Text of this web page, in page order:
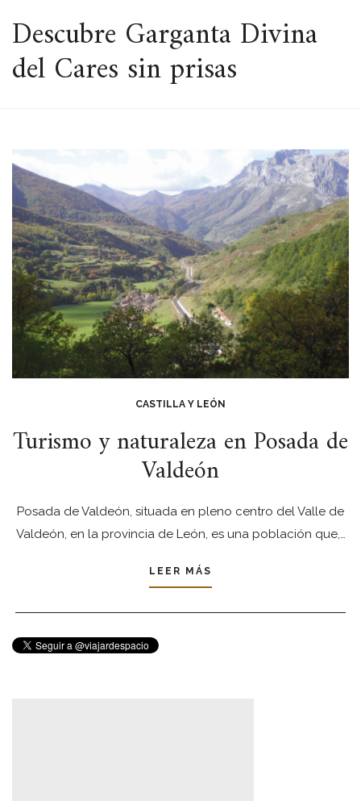
ESPACIO
Descubre Garganta Divina
del Cares sin prisas
CASTILLA Y LEÓN
Turismo y naturaleza en Posada de
Valdeón
Posada de Valdeón, situada en pleno centro del Valle de
Valdeón, en la provincia de León, es una población que,…
LEER MÁS